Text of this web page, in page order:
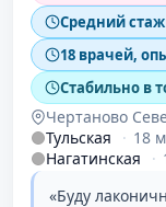
Средний стаж
18 врачей,
Стабильно в
Чертаново
Тульская
· 18
Нагатинская
·
«Буду